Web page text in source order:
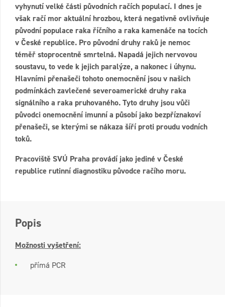
vyhynutí velké části původních račích populací. I dnes je
však račí mor aktuální hrozbou, která negativně ovlivňuje
původní populace raka říčního a raka kamenáče na tocích
v České republice. Pro původní druhy raků je nemoc
téměř stoprocentně smrtelná. Napadá jejich nervovou
soustavu, to vede k jejich paralýze, a nakonec i úhynu.
Hlavními přenašeči tohoto onemocnění jsou v našich
podmínkách zavlečené severoamerické druhy raka
signálního a raka pruhovaného. Tyto druhy jsou vůči
původci onemocnění imunní a působí jako bezpříznakoví
přenašeči, se kterými se nákaza šíří proti proudu vodních
toků.
Pracoviště SVÚ Praha provádí jako jediné v České
republice rutinní diagnostiku původce račího moru.
Popis
Možnosti vyšetření:
přímá PCR